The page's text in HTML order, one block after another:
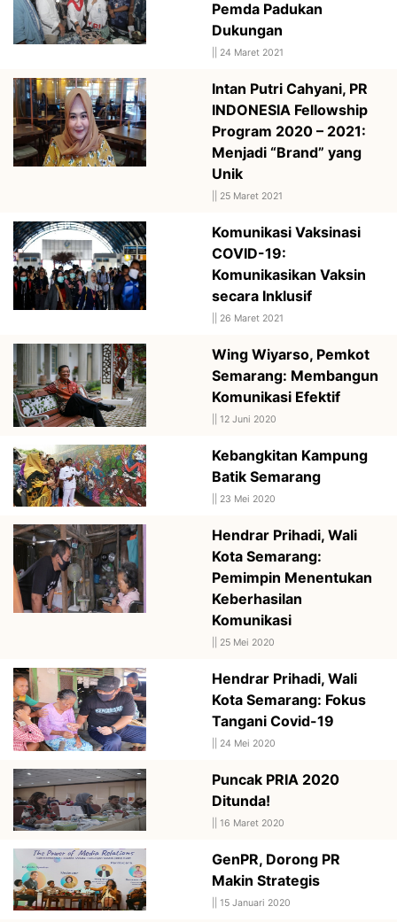
Pemda Padukan
Dukungan
24 Maret 2021
Intan Putri Cahyani, PR
INDONESIA Fellowship
Program 2020 – 2021:
Menjadi “Brand” yang
Unik
25 Maret 2021
Komunikasi Vaksinasi
COVID-19:
Komunikasikan Vaksin
secara Inklusif
26 Maret 2021
Wing Wiyarso, Pemkot
Semarang: Membangun
Komunikasi Efektif
12 Juni 2020
Kebangkitan Kampung
Batik Semarang
23 Mei 2020
Hendrar Prihadi, Wali
Kota Semarang:
Pemimpin Menentukan
Keberhasilan
Komunikasi
25 Mei 2020
Hendrar Prihadi, Wali
Kota Semarang: Fokus
Tangani Covid-19
24 Mei 2020
Puncak PRIA 2020
Ditunda!
16 Maret 2020
GenPR, Dorong PR
Makin Strategis
15 Januari 2020